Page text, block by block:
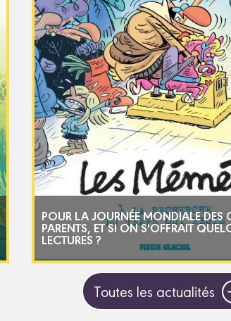
POUR LA JOURNÉE MONDIALE DES
PARENTS, ET SI ON S'OFFRAIT
LECTURES ?
Toutes les actualités